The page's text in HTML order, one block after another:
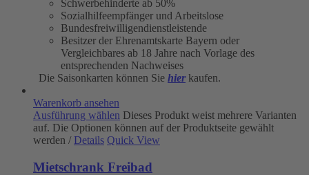
Schwerbehinderte ab 50%
Sozialhilfeempfänger und Arbeitslose
Bundesfreiwilligendienstleistende
Besitzer der Ehrenamtskarte Bayern oder
Vergleichbares ab 18 Jahre nach Vorlage des
entsprechenden Nachweises
Die Saisonkarten können Sie hier kaufen.
Warenkorb ansehen
Ausführung wählen Dieses Produkt weist mehrere Varianten
auf. Die Optionen können auf der Produktseite gewählt
werden / Details Quick View
Mietschrank Freibad